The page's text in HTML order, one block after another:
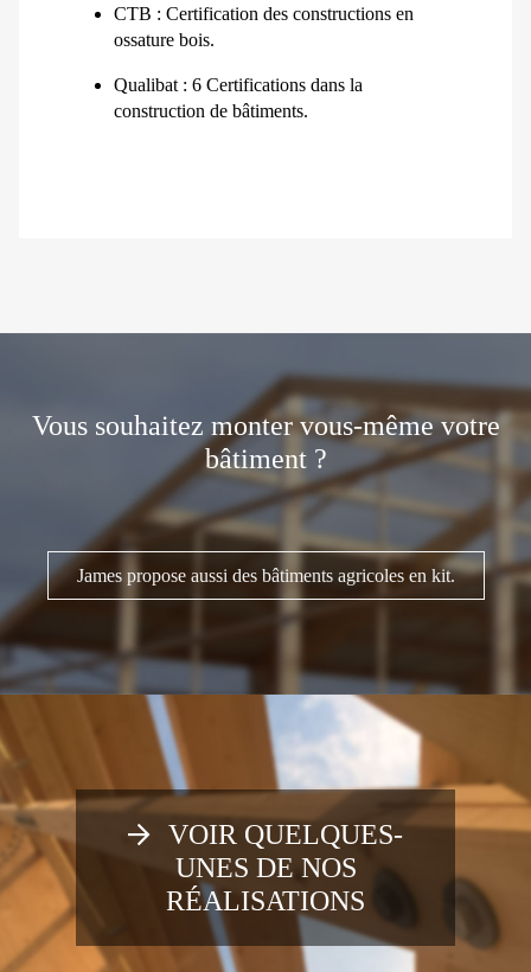
CTB : Certification des constructions en
ossature bois.
Qualibat : 6 Certifications dans la
construction de bâtiments.
Vous souhaitez monter vous-même votre
bâtiment ?
James propose aussi des bâtiments agricoles en kit.
VOIR QUELQUES-
UNES DE NOS
RÉALISATIONS